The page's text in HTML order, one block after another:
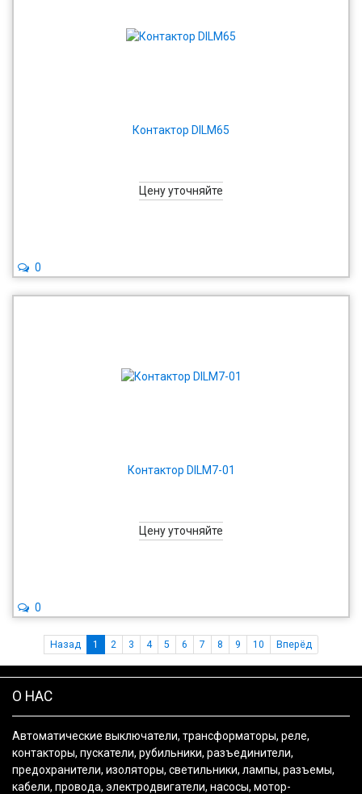
Контактор DILM65
Цену уточняйте
0
Контактор DILM7-01
Цену уточняйте
0
Назад 1 2 3 4 5 6 7 8 9 10 Вперёд
О НАС
Автоматические выключатели, трансформаторы, реле,
контакторы, пускатели, рубильники, разъединители,
предохранители, изоляторы, светильники, лампы, разъемы,
кабели, провода, электродвигатели, насосы, мотор-